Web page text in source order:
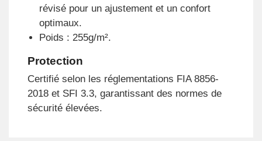
révisé pour un ajustement et un confort
optimaux.
Poids : 255g/m².
Protection
Certifié selon les réglementations FIA 8856-
2018 et SFI 3.3, garantissant des normes de
sécurité élevées.